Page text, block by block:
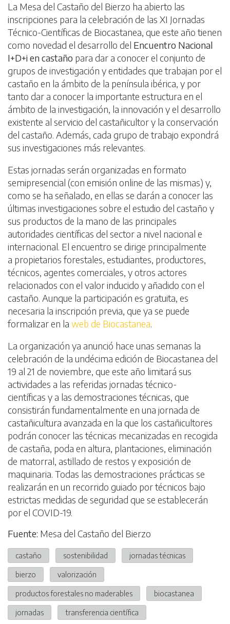
La Mesa del Castaño del Bierzo ha abierto las
inscripciones para la celebración de las XI Jornadas
Técnico-Científicas de Biocastanea, que este año tienen
como novedad el desarrollo del Encuentro Nacional
I+D+i en castaño para dar a conocer el conjunto de
grupos de investigación y entidades que trabajan por el
castaño en la ámbito de la península ibérica, y por
tanto dar a conocer la importante estructura en el
ámbito de la investigación, la innovación y el desarrollo
existente al servicio del castañicultor y la conservación
del castaño. Además, cada grupo de trabajo expondrá
sus investigaciones más relevantes.
Estas jornadas serán organizadas en formato
semipresencial (con emisión online de las mismas) y,
como se ha señalado, en ellas se darán a conocer las
últimas investigaciones sobre el estudio del castaño y
sus productos de la mano de las principales
autoridades científicas del sector a nivel nacional e
internacional. El encuentro se dirige principalmente
a propietarios forestales, estudiantes, productores,
técnicos, agentes comerciales, y otros actores
relacionados con el valor inducido y añadido con el
castaño. Aunque la participación es gratuita, es
necesaria la inscripción previa, que ya se puede
formalizar en la web de Biocastanea.
La organización ya anunció hace unas semanas la
celebración de la undécima edición de Biocastanea del
19 al 21 de noviembre, que este año limitará sus
actividades a las referidas jornadas técnico-
científicas y a las demostraciones técnicas, que
consistirán fundamentalmente en una jornada de
castañicultura avanzada en la que los castañicultores
podrán conocer las técnicas mecanizadas en recogida
de castaña, poda en altura, plantaciones, eliminación
de matorral, astillado de restos y exposición de
maquinaria. Todas las demostraciones prácticas se
realizarán en un recorrido guiado por técnicos bajo
estrictas medidas de seguridad que se establecerán
por el COVID-19.
Fuente: Mesa del Castaño del Bierzo
castaño sostenibilidad jornadas técnicas
bierzo valorización
productos forestales no maderables biocastanea
jornadas transferencia científica